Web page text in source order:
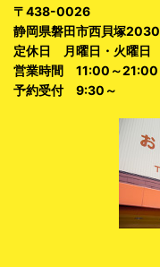
〒438-0026
静岡県磐田市西貝塚2030
定休日 月曜日・火曜日
営業時間 11:00～21:00
予約受付 9:30～